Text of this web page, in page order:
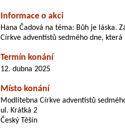
Informace o akci
Hana Čadová na téma: Bůh je láska.
Církve adventistů sedmého dne,
Termín konání
12. dubna 2025
Místo konání
Modlitebna Církve adventistů
ul. Krátká 2
Český Těšín